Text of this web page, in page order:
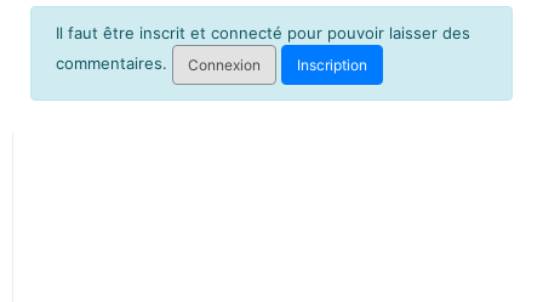
Il faut être inscrit et connecté pour pouvoir laisser des
commentaires.
Connexion Inscription